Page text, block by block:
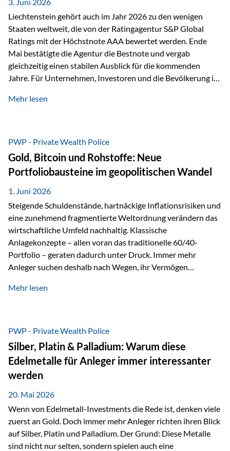
Liechtenstein gehört auch im Jahr 2026 zu den wenigen
Staaten weltweit, die von der Ratingagentur S&P Global
Ratings mit der Höchstnote AAA bewertet werden. Ende
Mai bestätigte die Agentur die Bestnote und vergab
gleichzeitig einen stabilen Ausblick für die kommenden
Jahre. Für Unternehmen, Investoren und die Bevölkerung ist
finanzielle Stabilität des Landes sowie das Vertrauen
trotz Herausforderungen Die weltwirtschaftlichen
Rahmenbedingungen bleiben anspruchsvoll. Geopolitische
Unsicherheiten, eine verhaltene Investitionstätigkeit und
eine schwächere Nachfrage in wichtigen Exportmärkten
beeinflussen auch die liechtensteinische Wirtschaft.
Dennoch sieht…
Mehr lesen
PWP - Private Wealth Police
Gold, Bitcoin und Rohstoffe: Neue
Portfoliobausteine im geopolitischen Wandel
1. Juni 2026
Steigende Schuldenstände, hartnäckige Inflationsrisiken und
eine zunehmend fragmentierte Weltordnung verändern das
wirtschaftliche Umfeld nachhaltig. Klassische
Anlagekonzepte – allen voran das traditionelle 60/40-
Portfolio – geraten dadurch unter Druck. Immer mehr
Anleger suchen deshalb nach Wegen, ihr Vermögen
Unsicherheit abzusichern. Genau hier rücken reale und
monetäre Rolle zurück Gold erlebt derzeit eine
bemerkenswerte Renaissance als monetärer Wertspeicher.
Treiber sind Rekordkäufe der Zentralbanken, geopolitische
Spannungen und ein schleichender Vertrauensverlust in
ungedeckte Papierwährungen. Wie groß dieser
Vertrauensverlust ausfällt, zeigt ein nüchterner
Mehr lesen
PWP - Private Wealth Police
Silber, Platin & Palladium: Warum diese
Edelmetalle für Anleger immer interessanter
werden
20. Mai 2026
Wenn von Edelmetall-Investments die Rede ist, denken viele
zuerst an Gold. Doch immer mehr Anleger richten ihren Blick
auf Silber, Platin und Palladium. Der Grund: Diese Metalle
sind nicht nur selten, sondern spielen auch eine